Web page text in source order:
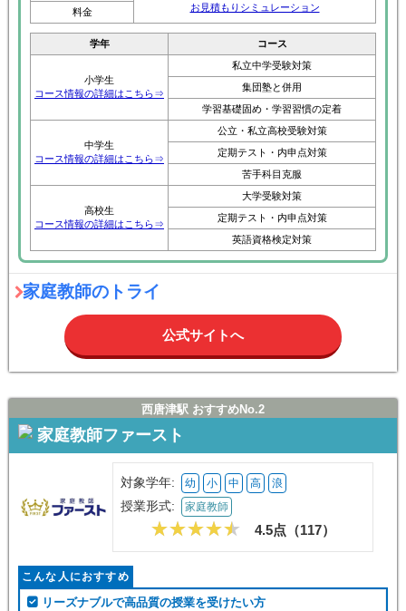
お見積もりシミュレーション
料金
学年 コース
小学生
コース情報の詳細はこちら⇒
私立中学受験対策
集団塾と併用
学習基礎固め・学習習慣の定着
中学生
コース情報の詳細はこちら⇒
公立・私立高校受験対策
定期テスト・内申点対策
苦手科目克服
高校生
コース情報の詳細はこちら⇒
大学受験対策
定期テスト・内申点対策
英語資格検定対策
家庭教師のトライ
公式サイトへ
西唐津駅 おすすめNo.2
家庭教師ファースト
対象学年: 幼 小 中 高 浪
授業形式: 家庭教師
4.5点（117）
こんな人におすすめ
リーズナブルで高品質の授業を受けたい方